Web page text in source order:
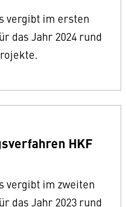
vergibt im ersten
das Jahr 2024 rund
HKF
vergibt im zweiten
das Jahr 2023 rund